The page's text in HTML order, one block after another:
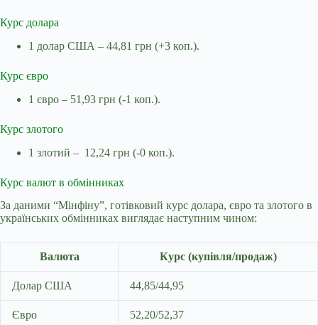
Курс долара
1 долар США – 44,81 грн (+3 коп.).
Курс євро
1 євро – 51,93 грн (-1 коп.).
Курс злотого
1 злотий – 12,24 грн (-0 коп.).
Курс валют в обмінниках
За даними “Мінфіну”, готівковий курс долара, євро та злотого в
українських обмінниках виглядає наступним чином:
Валюта Курс (купівля/продаж)
Долар США 44,85/44,95
Євро 52,20/52,37